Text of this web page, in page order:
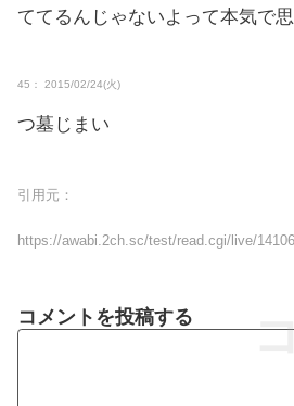
ててるんじゃないよって本気で思
45： 2015/02/24(火)
つ墓じまい
引用元：
https://awabi.2ch.sc/test/read.cgi/live/
コメントを投稿する